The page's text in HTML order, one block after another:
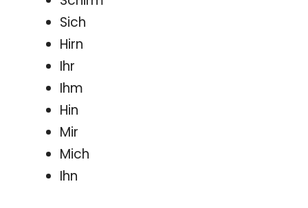
Sich
Hirn
Ihr
Ihm
Hin
Mir
Mich
Ihn